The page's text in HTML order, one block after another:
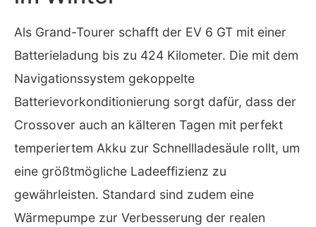
Als Grand-Tourer schafft der EV 6 GT mit einer
Batterieladung bis zu 424 Kilometer. Die mit dem
Navigationssystem gekoppelte
Batterievorkonditionierung sorgt dafür, dass der
Crossover auch an kälteren Tagen mit perfekt
temperiertem Akku zur Schnellladesäule rollt, um
eine größtmögliche Ladeeffizienz zu
gewährleisten. Standard sind zudem eine
Wärmepumpe zur Verbesserung der realen